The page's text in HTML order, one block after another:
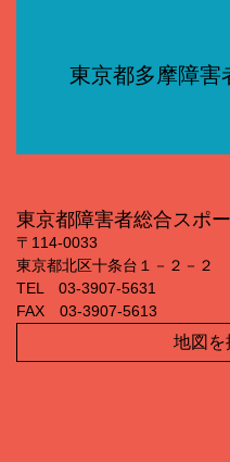
東京都多摩障害
東京都障害者総合スポ
〒114‐0033
東京都北区十条台１－２－２
TEL 03‐3907‐5631
FAX 03‐3907‐5613
地図を